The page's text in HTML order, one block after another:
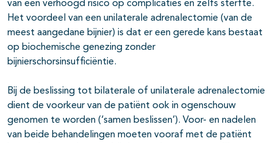
van een verhoogd risico op complicaties en zelfs sterfte.
Het voordeel van een unilaterale adrenalectomie (van de
meest aangedane bijnier) is dat er een gerede kans bestaat
op biochemische genezing zonder
bijnierschorsinsufficiëntie.
Bij de beslissing tot bilaterale of unilaterale adrenalectomie
dient de voorkeur van de patiënt ook in ogenschouw
genomen te worden (‘samen beslissen’). Voor- en nadelen
van beide behandelingen moeten vooraf met de patiënt